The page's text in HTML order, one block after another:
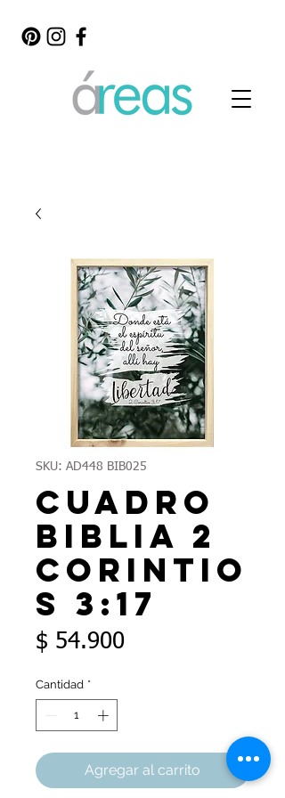
SKU: AD448 BIB025
Cuadro
Biblia 2
Corintio
s 3:17
$ 54.900Precio
Cantidad *
Agregar al carrito